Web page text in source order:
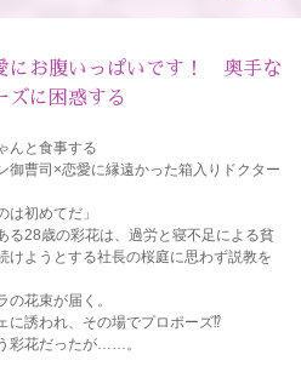
にお腹いっぱいです！ 奥手な
ズに困惑する
んと食事する
御曹司×恋愛に縁遠かった箱入りドクター
は初めてだ」
る28歳の彩花は、過労と寝不足による貧
けようとする社長の桜庭に思わず説教を
花束が届く。
に誘われ、その場でプロポーズ⁉
彩花だったが……。